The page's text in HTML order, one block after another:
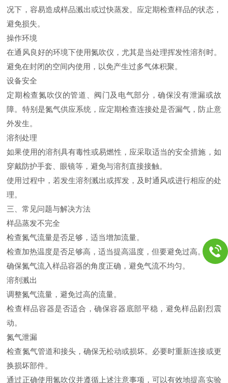
况下，容易造成样品溅出或过快蒸发。应定期检查样品的状态，
避免损失。
操作环境
在通风良好的环境下使用氮吹仪，尤其是当处理挥发性溶剂时。
避免在封闭的空间内使用，以免产生过多气体积聚。
设备安全
定期检查氮吹仪的管道、阀门及电气部分，确保没有泄漏或故
障。特别是氮气供应系统，应定期检查连接处是否漏气，防止意
外发生。
溶剂处理
如果使用的溶剂具有毒性或易燃性，应采取适当的安全措施，如
穿戴防护手套、眼镜等，避免与溶剂直接接触。
使用过程中，若发生溶剂溅出或挥发，及时通风或进行相应的处
理。
三、常见问题与解决方法
样品蒸发不完全
检查氮气流量是否足够，适当增加流量。
检查加热温度是否足够高，适当提高温度，但要避免过高。
确保氮气流入样品容器的角度正确，避免气流不均匀。
溶剂溅出
调整氮气流量，避免过高的流量。
检查样品容器是否适合，确保容器底部平稳，避免样品剧烈震
动。
氮气泄漏
检查氮气管道和接头，确保无松动或损坏。必要时重新连接或更
换损坏部件。
通过正确使用氮吹仪并遵循上述注意事项，可以有效地提高实验